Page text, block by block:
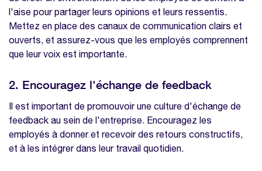
l'aise pour partager leurs opinions et leurs ressentis.
Mettez en place des canaux de communication clairs et
ouverts, et assurez-vous que les employés comprennent
que leur voix est importante.
2. Encouragez l'échange de feedback
Il est important de promouvoir une culture d'échange de
feedback au sein de l'entreprise. Encouragez les
employés à donner et recevoir des retours constructifs,
et à les intégrer dans leur travail quotidien.